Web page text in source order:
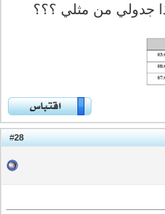
جدولي من مثلي ؟؟؟
28